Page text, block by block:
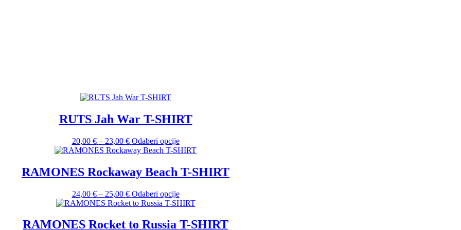
RUTS Jah War T-SHIRT
20,00 € – 23,00 €Raspon
cijena:
20,00 €
do
Odaberi opcijeOvaj
proizvod
više
varijanti.
se
mogu
na
RAMONES Rockaway Beach T-SHIRT
24,00 € – 25,00 €Raspon
cijena:
24,00 €
Odaberi opcijeOvaj
proizvod
više
RAMONES Rocket to Russia T-SHIRT